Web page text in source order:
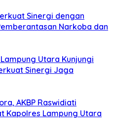
Sinergi dengan
Narkoba dan
Utara Kunjungi
Sinergi Jaga
AKBP Raswidiati
Kapolres Lampung Utara